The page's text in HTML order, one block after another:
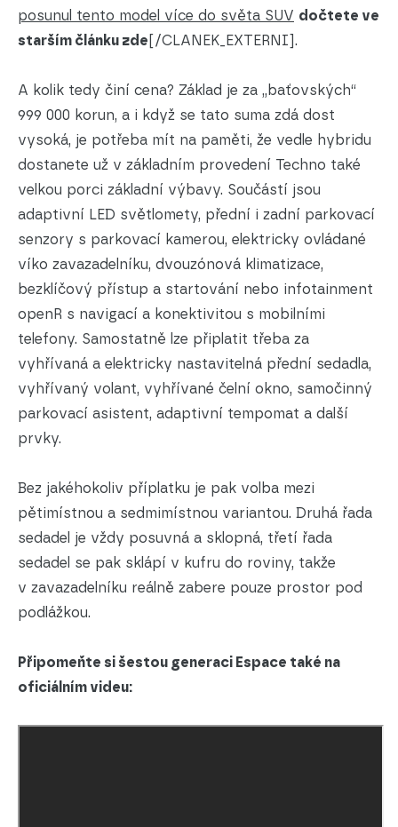
posunul tento model více do světa SUV dočtete ve
starším článku zde [/CLANEK_EXTERNI].
A kolik tedy činí cena? Základ je za „baťovských“
999 000 korun, a i když se tato suma zdá dost
vysoká, je potřeba mít na paměti, že vedle hybridu
dostanete už v základním provedení Techno také
velkou porci základní výbavy. Součástí jsou
adaptivní LED světlomety, přední i zadní parkovací
senzory s parkovací kamerou, elektricky ovládané
víko zavazadelníku, dvouzónová klimatizace,
bezklíčový přístup a startování nebo infotainment
openR s navigací a konektivitou s mobilními
telefony. Samostatně lze připlatit třeba za
vyhřívaná a elektricky nastavitelná přední sedadla,
vyhřívaný volant, vyhřívané čelní okno, samočinný
parkovací asistent, adaptivní tempomat a další
prvky.
Bez jakéhokoliv příplatku je pak volba mezi
pětimístnou a sedmimístnou variantou. Druhá řada
sedadel je vždy posuvná a sklopná, třetí řada
sedadel se pak sklápí v kufru do roviny, takže
v zavazadelníku reálně zabere pouze prostor pod
podlážkou.
Připomeňte si šestou generaci Espace také na
oficiálním videu: